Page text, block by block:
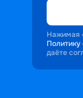
Нажимая
Политику
даёте